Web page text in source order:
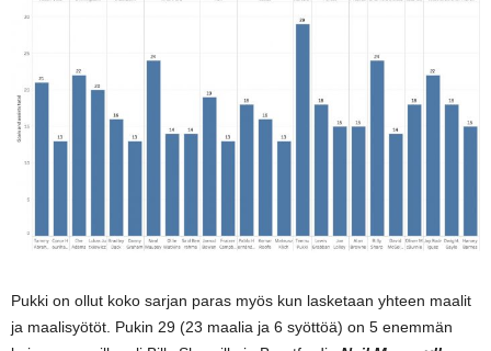
Pukki on ollut koko sarjan paras myös kun lasketaan yhteen maalit
ja maalisyötöt. Pukin 29 (23 maalia ja 6 syöttöä) on 5 enemmän